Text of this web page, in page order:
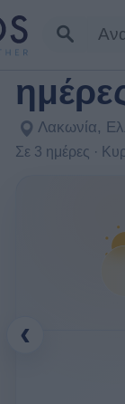
Λακωνία,
Σε 3 ημέρες ·
‹